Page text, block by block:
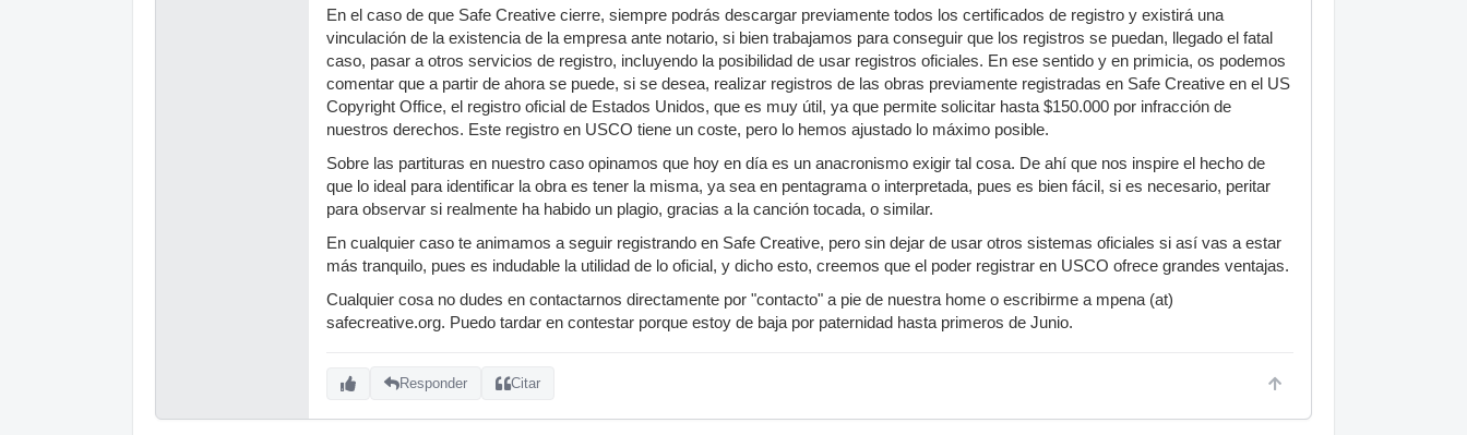
En el caso de que Safe Creative cierre, siempre podrás descargar previamente todos los certificados de registro y existirá una
vinculación de la existencia de la empresa ante notario, si bien trabajamos para conseguir que los registros se puedan, llegado el fatal
caso, pasar a otros servicios de registro, incluyendo la posibilidad de usar registros oficiales. En ese sentido y en primicia, os podemos
comentar que a partir de ahora se puede, si se desea, realizar registros de las obras previamente registradas en Safe Creative en el US
Copyright Office, el registro oficial de Estados Unidos, que es muy útil, ya que permite solicitar hasta $150.000 por infracción de
nuestros derechos. Este registro en USCO tiene un coste, pero lo hemos ajustado lo máximo posible.
Sobre las partituras en nuestro caso opinamos que hoy en día es un anacronismo exigir tal cosa. De ahí que nos inspire el hecho de
que lo ideal para identificar la obra es tener la misma, ya sea en pentagrama o interpretada, pues es bien fácil, si es necesario, peritar
para observar si realmente ha habido un plagio, gracias a la canción tocada, o similar.
En cualquier caso te animamos a seguir registrando en Safe Creative, pero sin dejar de usar otros sistemas oficiales si así vas a estar
más tranquilo, pues es indudable la utilidad de lo oficial, y dicho esto, creemos que el poder registrar en USCO ofrece grandes ventajas.
Cualquier cosa no dudes en contactarnos directamente por "contacto" a pie de nuestra home o escribirme a mpena (at)
safecreative.org. Puedo tardar en contestar porque estoy de baja por paternidad hasta primeros de Junio.
Responder Citar